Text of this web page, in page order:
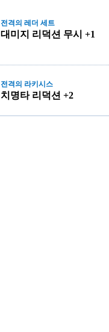
전격의 레더 세트
대미지 리덕션 무시 +1
전격의 라키시스
치명타 리덕션 +2